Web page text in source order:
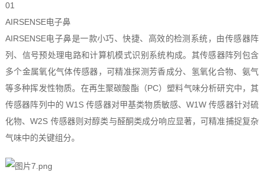
01
AIRSENSE电子鼻
AIRSENSE电子鼻是一款小巧、快捷、高效的检测系统，由传感器阵
列、信号预处理电路和计算机模式识别系统构成。其传感器阵列包含
多个金属氧化气体传感器，可精准探测芳香成分、氢氧化合物、氨气
等多种挥发性物质。在再生聚碳酸酯（PC）塑料气味分析研究中，其
传感器阵列中的 W1S 传感器对甲基类物质敏感、W1W 传感器针对硫
化物、W2S 传感器则对醇类与醛酮类成分响应显著，可精准捕捉复杂
气味中的关键组分。